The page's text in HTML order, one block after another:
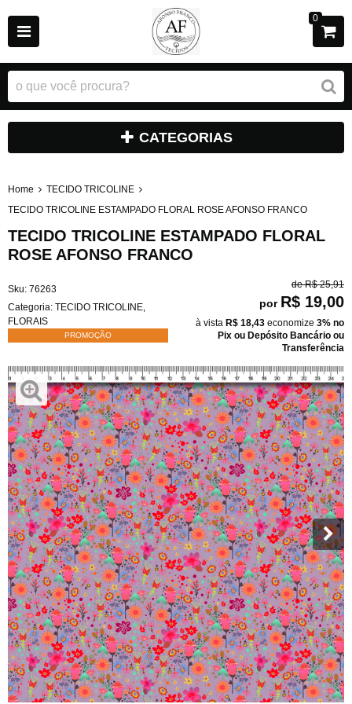
0
CATEGORIAS
Home
TECIDO TRICOLINE
TECIDO TRICOLINE ESTAMPADO FLORAL ROSE AFONSO FRANCO
TECIDO TRICOLINE ESTAMPADO FLORAL
ROSE AFONSO FRANCO
Sku: 76263
Categoria: TECIDO TRICOLINE
FLORAIS
PROMOÇÃO
de R$ 25,91
por R$ 19,00
à vista R$ 18,43 economize 3% no
Pix ou Depósito Bancário ou
Transferência